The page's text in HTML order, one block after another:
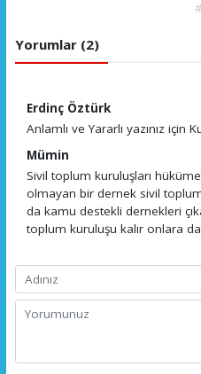
#
Yorumlar (2)
Erdinç Öztürk
Anlamlı ve Yararlı yazınız için
Mümin
Sivil toplum kuruluşları
olmayan bir dernek sivil
da kamu destekli dernekleri
toplum kuruluşu kalır onlara